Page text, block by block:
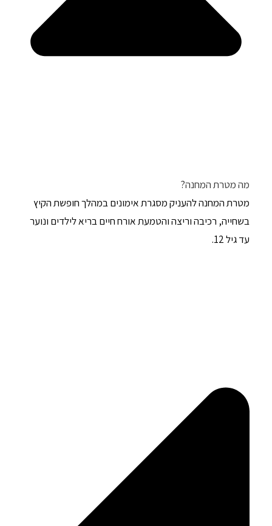
מה מטרת המחנה?
מטרת המחנה להעניק מסגרת אימונים במהלך חופשת הקיץ
בשחייה, רכיבה וריצה והטמעת אורח חיים בריא לילדים ונוער
עד גיל 12.